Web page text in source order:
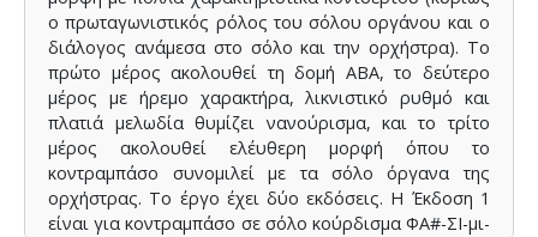
ο πρωταγωνιστικός ρόλος του σόλου οργάνου και ο
διάλογος ανάμεσα στο σόλο και την ορχήστρα). Το
πρώτο μέρος ακολουθεί τη δομή ΑΒΑ, το δεύτερο
μέρος με ήρεμο χαρακτήρα, λικνιστικό ρυθμό και
πλατιά μελωδία θυμίζει νανούρισμα, και το τρίτο
μέρος ακολουθεί ελέυθερη μορφή όπου το
κοντραμπάσο συνομιλεί με τα σόλο όργανα της
ορχήστρας. Το έργο έχει δύο εκδόσεις. Η Έκδοση 1
είναι για κοντραμπάσο σε σόλο κούρδισμα ΦΑ#-ΣΙ-μι-